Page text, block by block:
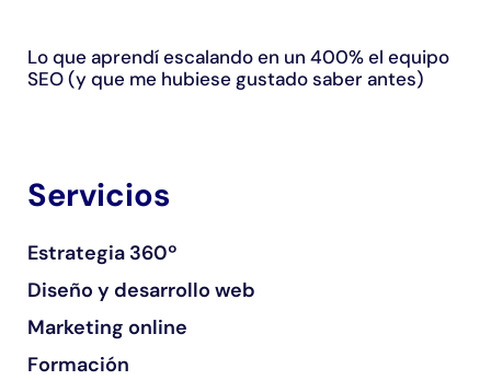
Lo que aprendí escalando en un 400% el equipo
SEO (y que me hubiese gustado saber antes)
Servicios
Estrategia 360º
Diseño y desarrollo web
Marketing online
Formación